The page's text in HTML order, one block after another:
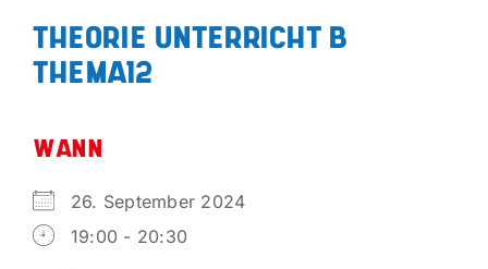
AUSBILDUNGSFAHRSCHULE
THEORIE UNTERRICHT B
THEMA12
WANN
26. September 2024
19:00 - 20:30